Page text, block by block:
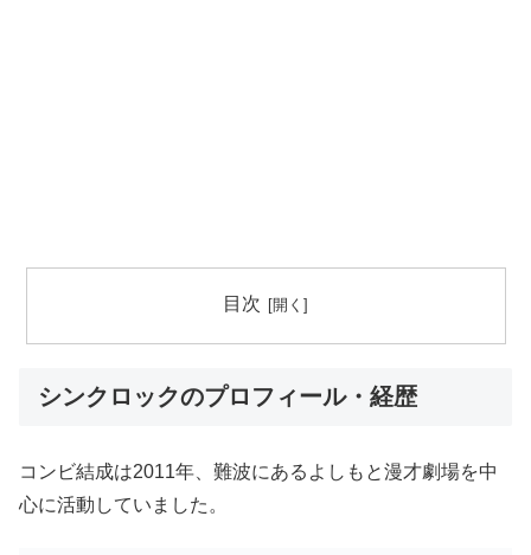
目次
シンクロックのプロフィール・経歴
コンビ結成は2011年、難波にあるよしもと漫才劇場を中
心に活動していました。